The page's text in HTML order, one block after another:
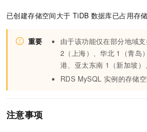
已创建存储空间大于 TiDB 数据库已占用存
重要 由于该功能仅在部分地域
2（上海）、华北 1（青岛
港、亚太东南 1（新加坡
RDS MySQL 实例的存储
注意事项
Qwen3-VL-Plus
千问AI平台-Token Plan
千问AI平台-模型体验
AI 应
大模型
AI 产品 免费试用
1亿+ 大模型 tokens 和 30+ 款产品免费体验
产品新客免费试用，最长12个月
大模型ACA认证体验
夜间 5
畅捷通
Tableau 订阅
AI空中课堂在线直播课堂（旗舰版）
开发者生态解决方案
ERP
CRM
OA 办
AI 算法大赛
云开发大赛